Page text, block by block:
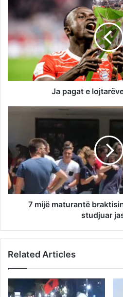
Ja pagat e
7 mijë maturantë
studjuar
Related Articles